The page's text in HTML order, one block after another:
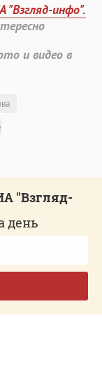
"Взгляд-инфо".
и видео в
"Взгляд-
день